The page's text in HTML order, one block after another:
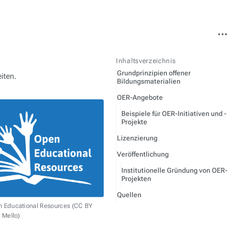
Aktionen
Educational Resources (CC BY
Mello)
Inhaltsverzeichnis
Grundprinzipien offener
Bildungsmaterialien
OER-Angebote
Beispiele für OER-Initiativen und -
Projekte
Lizenzierung
Veröffentlichung
Institutionelle Gründung von OER-
Projekten
Quellen